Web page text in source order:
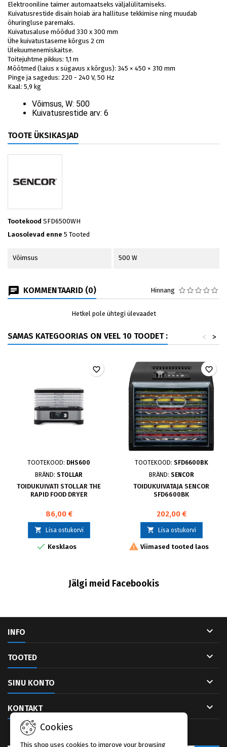
Elektrooniline taimer automaatseks väljalülitamiseks.
Kuivatusrestide disain hoiab ära hallituse tekkimise ning muudab
õhuringluse paremaks.
Kuivatusaluse mõõdud 330 x 300 mm
Ühe kuivatustaseme kõrgus 2 cm
Ülekuumenemiskaitse.
Toitejuhtme pikkus: 1,1 m
Mõõtmed (laius x sügavus x kõrgus): 345 × 450 × 310 mm
Pinge ja sagedus: 220 - 240 V, 50 Hz
Kaal: 5,9 kg
Võimsus, W: 500
Kuivatusrestide arv: 6
TOOTE ÜKSIKASJAD
Tootekood SFD6500WH
Laosolevad enne 5 Tooted
Võimsus 500 W
KOMMENTAARID (0) Hinnang
Hetkel pole ühtegi ülevaadet
SAMAS KATEGOORIAS ON VEEL 10 TOODET : >
<
TOOTEKOOD: DHS600
BRÄND: STOLLAR
TOIDUKUIVATI STOLLAR THE
RAPID FOOD DRYER
86,00 €
 Lisa ostukorvi
 Kesklaos
favorite_border
TOOTEKOOD: SFD6600BK
BRÄND: SENCOR
TOIDUKUIVATAJA SENCOR
SFD6600BK
202,00 €
 Lisa ostukorvi
 Viimased tooted laos
favorite_border
Jälgi meid Facebookis
INFO 
TOOTED 
SINU KONTO 
KONTAKT 
Cookies
This shop uses cookies to improve your browsing